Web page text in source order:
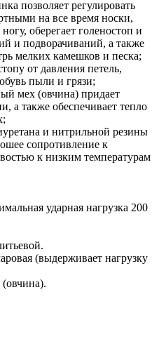
позволяет регулировать
на все время носки,
оберегает голеностоп и
и подворачиваний, а также
мелких камешков и песка;
от давления петель,
пыли и грязи;
мех (овчина) придает
а также обеспечивает тепло
и нитрильной резины
сопротивление к
к низким температурам
ударная нагрузка 200
(выдерживает нагрузку